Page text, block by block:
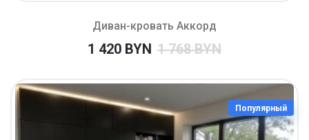
Диван-кровать Аккорд
1 420 BYN 1 768 BYN
Популярный